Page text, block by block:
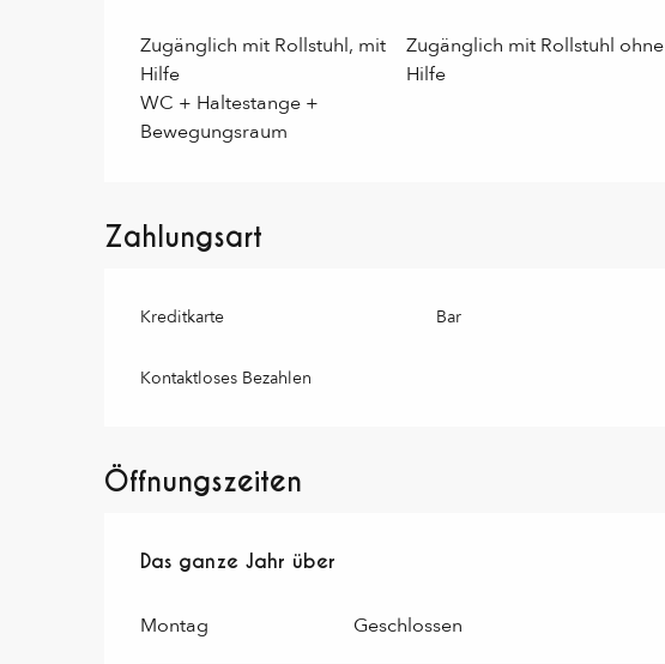
Zugänglich mit Rollstuhl, mit
Hilfe
Zugänglich mit Rollstuhl ohne
Hilfe
WC + Haltestange +
Bewegungsraum
Zahlungsart
Kreditkarte Bar
Kontaktloses Bezahlen
Öffnungszeiten
Das ganze Jahr über
Das ganze Jahr über
Montag Geschlossen